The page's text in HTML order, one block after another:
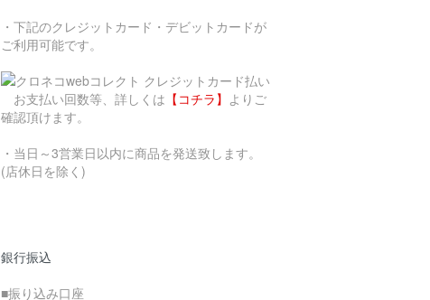
・下記のクレジットカード・デビットカードが
ご利用可能です。
お支払い回数等、詳しくは 【コチラ】 よりご
確認頂けます。
・当日～3営業日以内に商品を発送致します。
(店休日を除く)
銀行振込
■振り込み口座